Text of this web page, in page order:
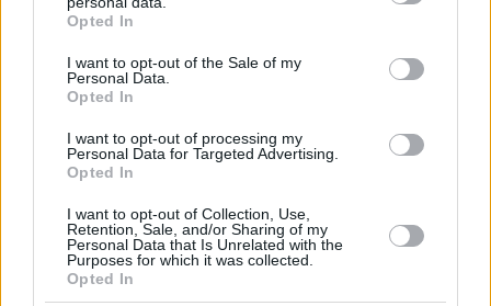
grant or deny consent to Google and its third-party tags to
use your data for below specified purposes in below Google
consent section.
Opted In
I want to opt-out of the Sale of my
Personal Data.
Opted In
I want to opt-out of processing my
Personal Data for Targeted Advertising.
Opted In
I want to opt-out of Collection, Use,
Retention, Sale, and/or Sharing of my
Personal Data that Is Unrelated with the
Purposes for which it was collected.
Opted In
A falfülkében elhelyezett háló megjelenése kifejezetten
romantikus: a falat citrommintás tapétával burkolták,
egyedi, ívelt ágytámlát választottak, az intimitást pedig
egy elegáns sötétítőfüggöny biztosítja.